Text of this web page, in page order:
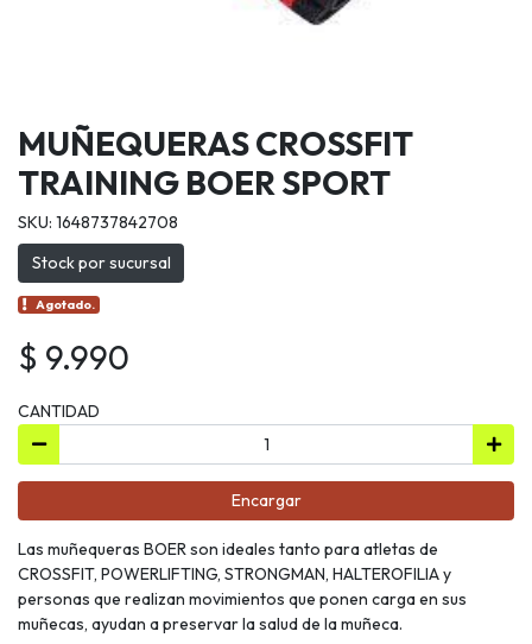
MUÑEQUERAS CROSSFIT
TRAINING BOER SPORT
SKU: 1648737842708
Stock por sucursal
Agotado.
$ 9.990
CANTIDAD
Encargar
Las muñequeras BOER son ideales tanto para atletas de
CROSSFIT, POWERLIFTING, STRONGMAN, HALTEROFILIA y
personas que realizan movimientos que ponen carga en sus
muñecas, ayudan a preservar la salud de la muñeca.